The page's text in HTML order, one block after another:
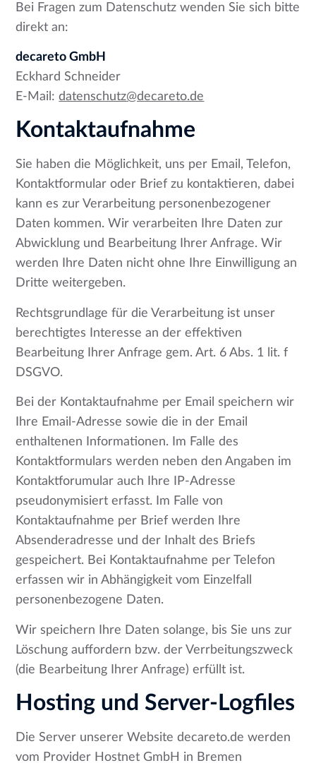
Bei Fragen zum Datenschutz wenden Sie sich bitte
direkt an:
decareto GmbH
Eckhard Schneider
E-Mail:datenschutz@decareto.de
Kontaktaufnahme
Sie haben die Möglichkeit, uns per Email, Telefon,
Kontaktformular oder Brief zu kontaktieren, dabei
kann es zur Verarbeitung personenbezogener
Daten kommen. Wir verarbeiten Ihre Daten zur
Abwicklung und Bearbeitung Ihrer Anfrage. Wir
werden Ihre Daten nicht ohne Ihre Einwilligung an
Dritte weitergeben.
Rechtsgrundlage für die Verarbeitung ist unser
berechtigtes Interesse an der effektiven
Bearbeitung Ihrer Anfrage gem. Art. 6 Abs. 1 lit. f
DSGVO.
Bei der Kontaktaufnahme per Email speichern wir
Ihre Email-Adresse sowie die in der Email
enthaltenen Informationen. Im Falle des
Kontaktformulars werden neben den Angaben im
Kontaktforumular auch Ihre IP-Adresse
pseudonymisiert erfasst. Im Falle von
Kontaktaufnahme per Brief werden Ihre
Absenderadresse und der Inhalt des Briefs
gespeichert. Bei Kontaktaufnahme per Telefon
erfassen wir in Abhängigkeit vom Einzelfall
personenbezogene Daten.
Wir speichern Ihre Daten solange, bis Sie uns zur
Löschung auffordern bzw. der Verrbeitungszweck
(die Bearbeitung Ihrer Anfrage) erfüllt ist.
Hosting und Server-Logfiles
Die Server unserer Website decareto.de werden
vom Provider Hostnet GmbH in Bremen